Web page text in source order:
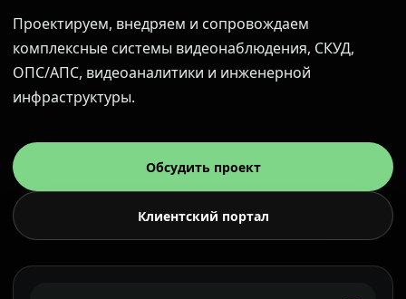
Проектируем, внедряем и сопровождаем
комплексные системы видеонаблюдения, СКУД,
ОПС/АПС, видеоаналитики и инженерной
инфраструктуры.
Обсудить проект
Клиентский портал